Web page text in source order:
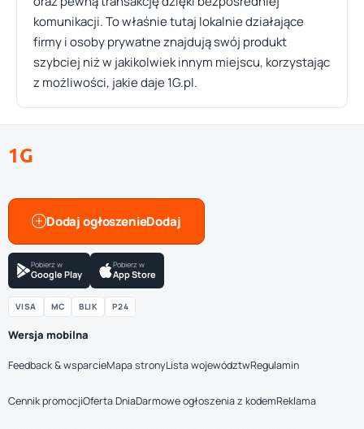
komunikacji. To właśnie tutaj lokalnie działające
firmy i osoby prywatne znajdują swój produkt
szybciej niż w jakikolwiek innym miejscu, korzystając
z możliwości, jakie daje 1G.pl.
1G
Dodaj ogłoszenie
Pobierz w
Google Play
Pobierz w
App Store
VISA MC BLIK P24
Wersja mobilna
Feedback & wsparcieMapa stronyLista województwRegulamin
Cennik promocjiOferta DniaDarmowe ogłoszenia z kodemReklama